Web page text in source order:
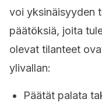
voi yksinäisyyden
päätöksiä, joita
olevat tilanteet
ylivallan:
Päätät palata